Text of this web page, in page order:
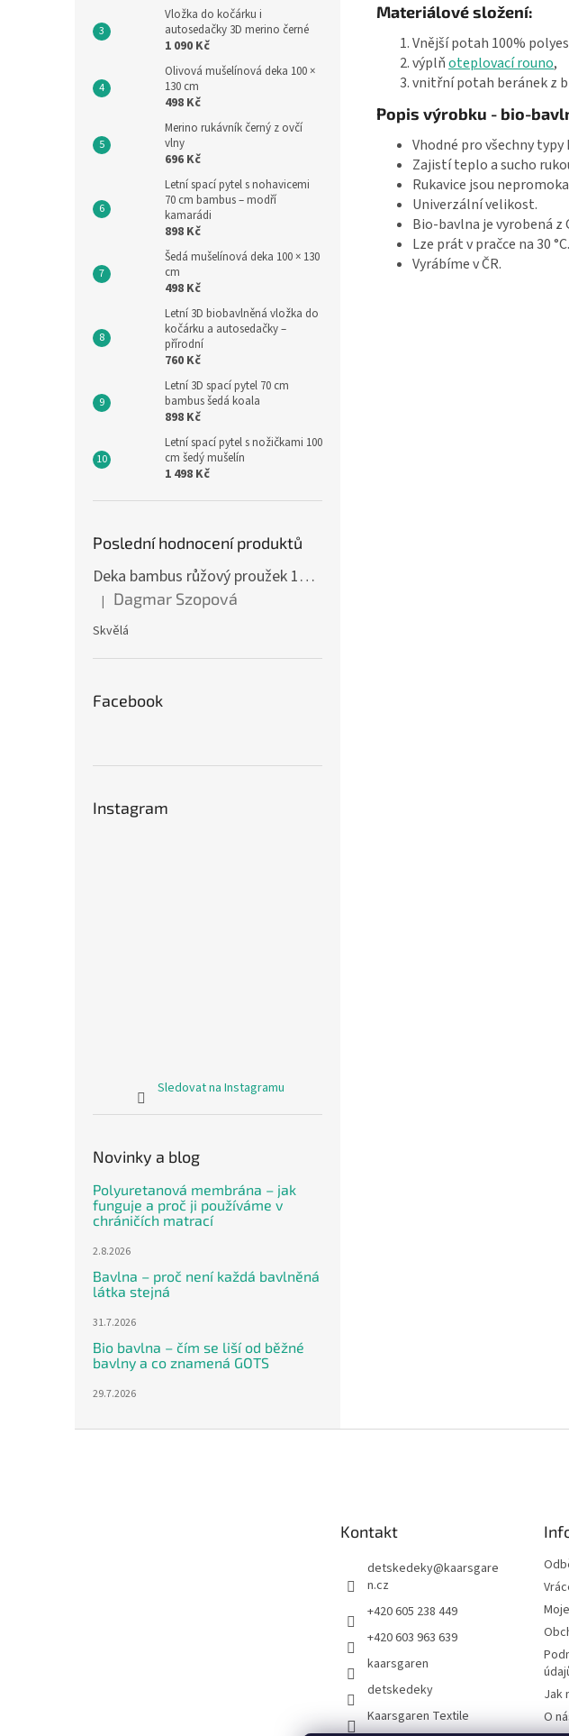
Vložka do kočárku i
autosedačky 3D merino černé
1 090 Kč
Olivová mušelínová deka 100 ×
130 cm
498 Kč
Merino rukávník černý z ovčí
vlny
696 Kč
Letní spací pytel s nohavicemi
70 cm bambus – modří
kamarádi
898 Kč
Šedá mušelínová deka 100 × 130
cm
498 Kč
Letní 3D biobavlněná vložka do
kočárku a autosedačky –
přírodní
760 Kč
Letní 3D spací pytel 70 cm
bambus šedá koala
898 Kč
Letní spací pytel s nožičkami 100
cm šedý mušelín
1 498 Kč
Poslední hodnocení produktů
Deka bambus růžový proužek 160 x 200 cm
Hodnocení produktu je 5 z 5 hvězdiček.
| Dagmar Szopová
Skvělá
Facebook
Instagram
Sledovat na Instagramu
Novinky a blog
Polyuretanová membrána – jak
funguje a proč ji používáme v
chráničích matrací
2.8.2026
Bavlna – proč není každá bavlněná
látka stejná
31.7.2026
Bio bavlna – čím se liší od běžné
bavlny a co znamená GOTS
29.7.2026
Materiálové složení:
Vnější potah 100%
výplňoteplovací rouno,
vnitřní potah beránek z
Popis výrobku - bio-
Vhodné pro všechny typy
Zajistí teplo a sucho
Rukavice jsou
Univerzální velikost.
Bio-bavlna je vyrobená z
Lze prát v pračce na 30 °C.
Vyrábíme v ČR.
Kontakt
detskedeky@kaarsgare
n.cz
+420 605 238 449
+420 603 963 639
kaarsgaren
detskedeky
Kaarsgaren Textile
Jak
O